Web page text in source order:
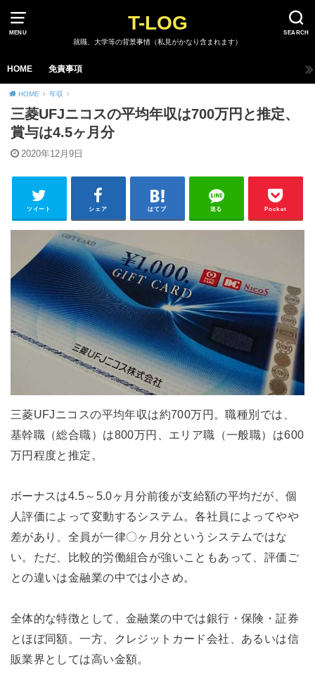
MENU SEARCH
T-LOG
就職、大学等の背景事情（私見がかなり含まれます）
HOME 免責事項
HOME 年収
三菱UFJニコスの平均年収は700万円と推定、
賞与は4.5ヶ月分
2020年12月9日
ツイート シェア はてブ 送る Pocket
三菱UFJニコスの平均年収は約700万円。職種別では、
基幹職（総合職）は800万円、エリア職（一般職）は600
万円程度と推定。
ボーナスは4.5～5.0ヶ月分前後が支給額の平均だが、個
人評価によって変動するシステム。各社員によってやや
差があり、全員が一律〇ヶ月分というシステムではな
い。ただ、比較的労働組合が強いこともあって、評価ご
との違いは金融業の中では小さめ。
全体的な特徴として、金融業の中では銀行・保険・証券
とほぼ同額。一方、クレジットカード会社、あるいは信
販業界としては高い金額。